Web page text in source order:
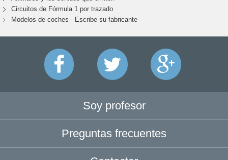
Circuitos de Fórmula 1 por trazado
Modelos de coches - Escribe su fabricante
Soy profesor
Preguntas frecuentes